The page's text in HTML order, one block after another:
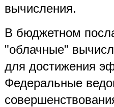
вычисления.
В бюджетном
"облачные"
для достижения
Федеральные